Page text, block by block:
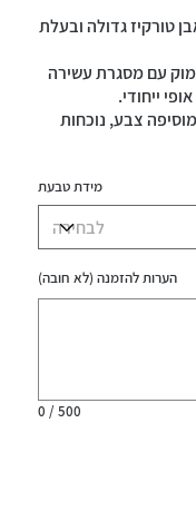
925 משובצת אבן טורקיז גדולה ובעלת
עם מסגרת עשירה
ייחודי.
צבע, נוכחות
מידת טבעת
הערות להזמנה (לא חובה)
0 / 500